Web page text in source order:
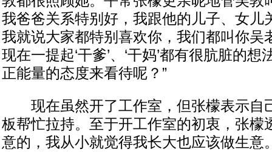
我爸爸关系特别好，我跟他的儿子、女儿
我就说大家都特别喜欢你，我们都叫你吴
现在一提起‘干爹’、‘干妈’都有很肮脏的
正能量的态度来看待呢？”
现在虽然开了工作室，但张檬表示自
板帮忙拉持。至于开工作室的初衷，张檬
意的，我从小就觉得我长大也应该做生意